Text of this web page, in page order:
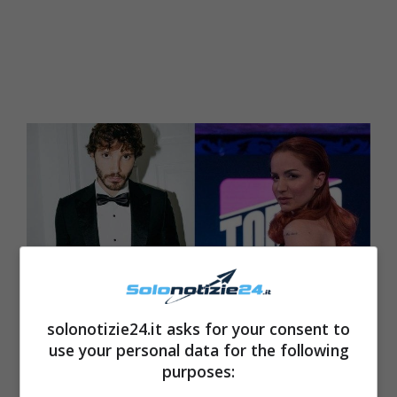
Stefano De Martino e Andrea Delogu solonotizie
solonotizie24.it asks for your consent to
use your personal data for the following
purposes: